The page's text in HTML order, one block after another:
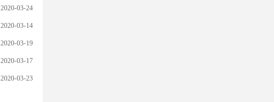
2020-03-24
2020-03-14
2020-03-19
2020-03-17
2020-03-23